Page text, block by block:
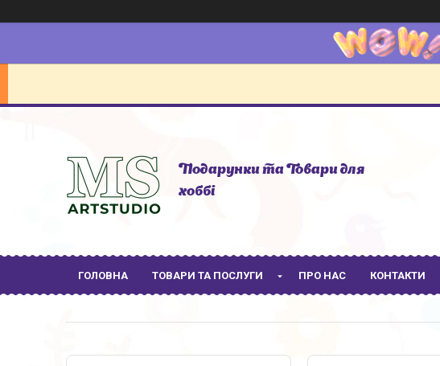
Подарунки та Товари для
хоббі
ГОЛОВНА ТОВАРИ ТА ПОСЛУГИ ПРО НАС КОНТАКТИ